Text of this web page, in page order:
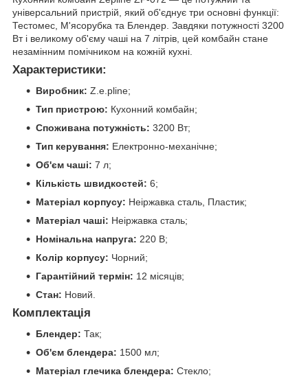
універсальний пристрій, який об'єднує три основні функції:
Тестомес, М'ясорубка та Блендер. Завдяки потужності 3200
Вт і великому об'єму чаші на 7 літрів, цей комбайн стане
незамінним помічником на кожній кухні.
Характеристики:
Виробник: Z.e.pline;
Тип пристрою: Кухонний комбайн;
Споживана потужність: 3200 Вт;
Тип керування: Електронно-механічне;
Об'єм чаші: 7 л;
Кількість швидкостей: 6;
Матеріал корпусу: Неіржавка сталь, Пластик;
Матеріал чаші: Неіржавка сталь;
Номінальна напруга: 220 В;
Колір корпусу: Чорний;
Гарантійний термін: 12 місяців;
Стан: Новий.
Комплектація
Блендер: Так;
Об'єм блендера: 1500 мл;
Матеріал глечика блендера: Стекло;